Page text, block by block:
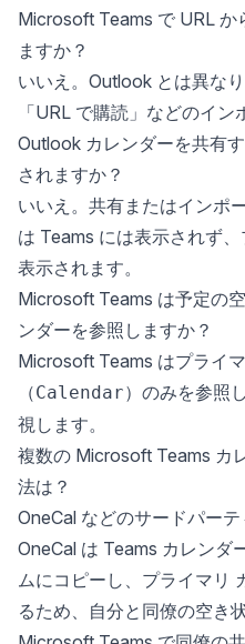
Microsoft Teams で URL か
ますか？
いいえ。Outlook とは異な
「URL で購読」などのイン
Outlook カレンダーを共有
されますか？
いいえ。共有またはインポ
は Teams には表示されず
表示されます。
Microsoft Teams は予定の
ンダーを参照しますか？
Microsoft Teams はプライ
（Calendar）のみを参照
視します。
複数の Microsoft Teams カ
法は？
OneCal などのサードパーテ
OneCal は Teams カレンダ
ムにコピーし、プライマリ
るため、自分と同僚の空き